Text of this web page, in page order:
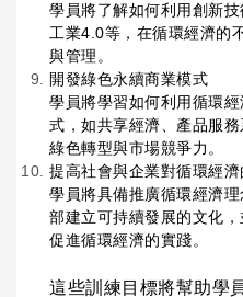
學員將了解如何利用創新技
工業4.0等，在循環經濟的
與管理。
開發綠色永續商業模式
學員將學習如何利用循環
式，如共享經濟、產品服
綠色轉型與市場競爭力。
提高社會與企業對循環經
學員將具備推廣循環經濟
部建立可持續發展的文化
促進循環經濟的實踐。
這些訓練目標將幫助學